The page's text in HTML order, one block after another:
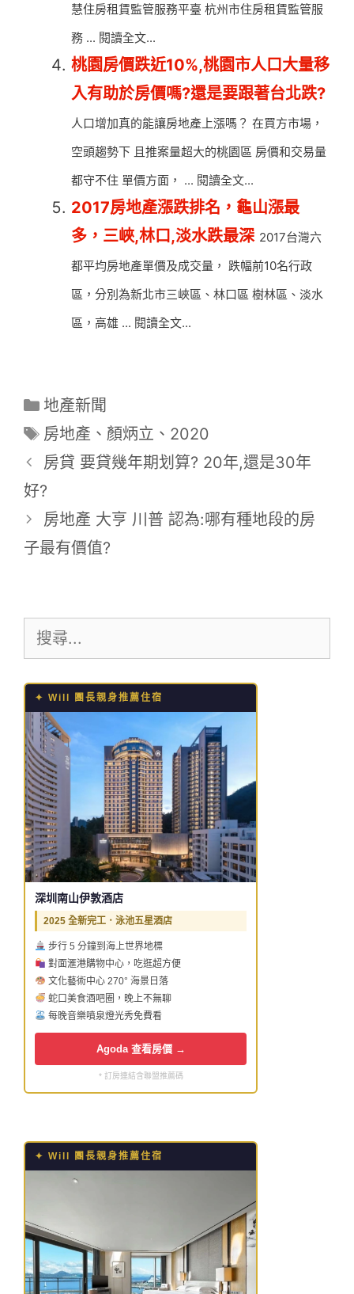
慧住房租賃監管服務平臺 杭州市住房租賃監管服
務 ... 閱讀全文...
桃園房價跌近10%,桃園市人口大量移
入有助於房價嗎?還是要跟著台北跌?
人口增加真的能讓房地產上漲嗎？ 在買方市場，
空頭趨勢下 且推案量超大的桃園區 房價和交易量
都守不住 單價方面， ... 閱讀全文...
2017房地產漲跌排名，龜山漲最
多，三峽,林口,淡水跌最深 2017台灣六
都平均房地產單價及成交量， 跌幅前10名行政
區，分別為新北市三峽區、林口區 樹林區、淡水
區，高雄 ... 閱讀全文...
分
類
地產新聞
標
籤
房地產 、 顏炳立 、 2020
房貸 要貸幾年期划算? 20年,還是30年
好?
房地產 大亨 川普 認為:哪有種地段的房
子最有價值?
✦ Will 團長親身推薦住宿
深圳南山伊敦酒店
2025 全新完工．泳池五星酒店
步行 5 分鐘到海上世界地標
對面滙港購物中心，吃逛超方便
文化藝術中心 270° 海景日落
蛇口美食酒吧圈，晚上不無聊
每晚音樂噴泉燈光秀免費看
Agoda 查看房價 →
* 訂房連結含聯盟推薦碼
✦ Will 團長親身推薦住宿